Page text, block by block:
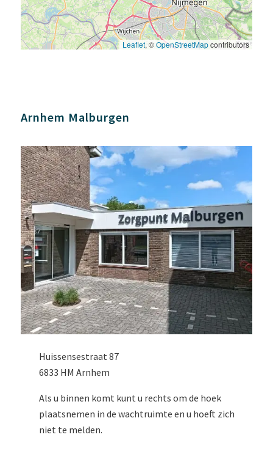
Leaflet, ©OpenStreetMapcontributors
Arnhem Malburgen
Huissensestraat 87
6833 HM Arnhem
Als u binnen komt kunt u rechts om de hoek
plaatsnemen in de wachtruimte en u hoeft zich
niet te melden.